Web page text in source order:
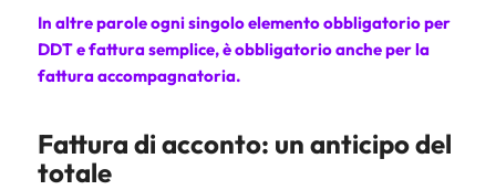
In altre parole ogni singolo elemento obbligatorio per
DDT e fattura semplice, è obbligatorio anche per la
fattura accompagnatoria.
Fattura di acconto: un anticipo del
totale